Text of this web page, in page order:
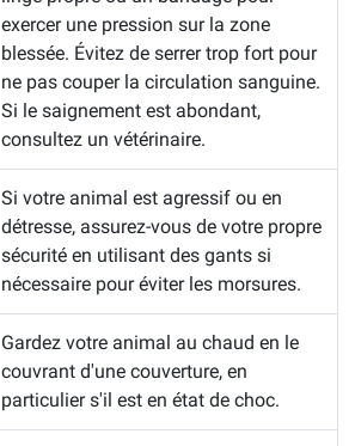
exercer une pression sur la zone
blessée. Évitez de serrer trop fort pour
ne pas couper la circulation sanguine.
Si le saignement est abondant,
consultez un vétérinaire.
Si votre animal est agressif ou en
détresse, assurez-vous de votre propre
sécurité en utilisant des gants si
nécessaire pour éviter les morsures.
Gardez votre animal au chaud en le
couvrant d'une couverture, en
particulier s'il est en état de choc.